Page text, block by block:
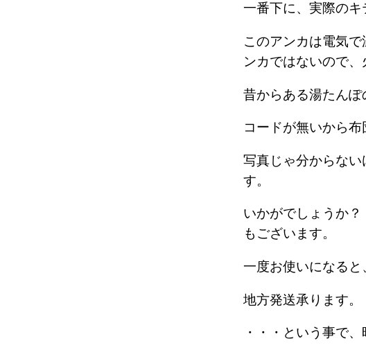
一番下に、実際の
このアンカは電気
ンカではないので
昔からある湯たん
コードが無いから
写真じゃ分からな
す。
いかがでしょうか
もございます。
一度お使いになる
地方発送承ります
・・・という事で